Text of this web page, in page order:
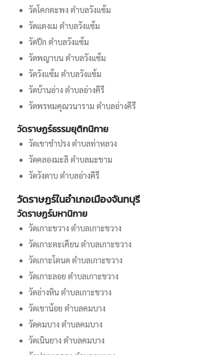
วัดโคกตะพง ตำบลวังแซ้ม
วัดแตงเม ตำบลวังแซ้ม
วัดปึก ตำบลวังแซ้ม
วัดพญาบน ตำบลวังแซ้ม
วัดวังแซ้ม ตำบลวังแซ้ม
วัดบ้านอ่าง ตำบลอ่างคีรี
วัดพรหมคุณวนาราม ตำบลอ่างคีรี
วัดราษฏร์ธรรมยุติกนิกาย
วัดเขาชำปรง ตำบลท่าหลวง
วัดคลองมะลิ ตำบลมะขาม
วัดวังดาบ ตำบลอ่างคีรี
วัดราษฏร์ในอำเภอเมืองจันทบุรี
วัดราษฏร์มหานิกาย
วัดเกาะขวาง ตำบลเกาะขวาง
วัดเกาะตะเคียน ตำบลเกาะขวาง
วัดเกาะโตนด ตำบลเกาะขวาง
วัดเกาะลอย ตำบลเกาะขวาง
วัดอ่างหิน ตำบลเกาะขวาง
วัดเขาน้อย ตำบลคมบาง
วัดคมบาง ตำบลคมบาง
วัดเนินยาง ตำบลคมบาง